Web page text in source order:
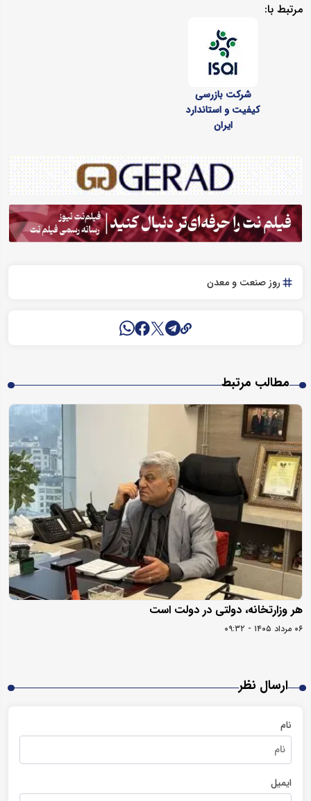
مرتبط با:
شرکت بازرسی
کیفیت و استاندارد
ایران
روز صنعت و معدن
مطالب مرتبط
هر وزارتخانه، دولتی در دولت است
۰۶ مرداد ۱۴۰۵ - ۰۹:۳۲
ارسال نظر
نام
ایمیل